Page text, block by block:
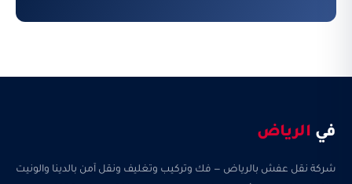
في الرياض
شركة نقل عفش بالرياض — فك وتركيب وتغليف ونقل آمن بالدينا والونيت